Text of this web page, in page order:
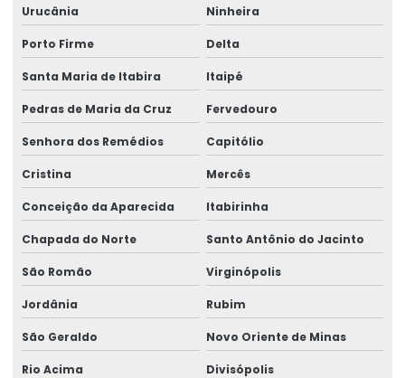
Urucânia Ninheira
Porto Firme Delta
Santa Maria de Itabira Itaipé
Pedras de Maria da Cruz Fervedouro
Senhora dos Remédios Capitólio
Cristina Mercês
Conceição da Aparecida Itabirinha
Chapada do Norte Santo Antônio do Jacinto
São Romão Virginópolis
Jordânia Rubim
São Geraldo Novo Oriente de Minas
Rio Acima Divisópolis